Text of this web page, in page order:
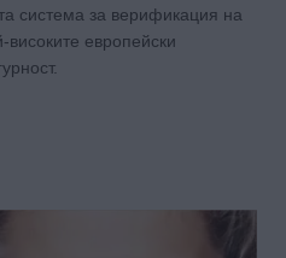
система за верификация на
високите европейски